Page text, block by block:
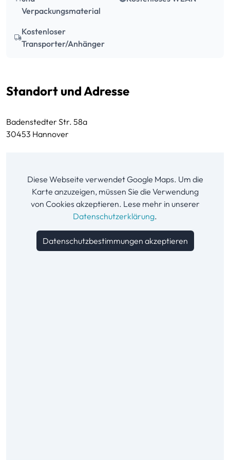
Verpackungsmaterial
Kostenloser
Transporter/Anhänger
Standort und Adresse
Badenstedter Str. 58a
30453 Hannover
Diese Webseite verwendet Google Maps. Um die
Karte anzuzeigen, müssen Sie die Verwendung
von Cookies akzeptieren. Lese mehr in unserer
Datenschutzerklärung.
Datenschutzbestimmungen akzeptieren